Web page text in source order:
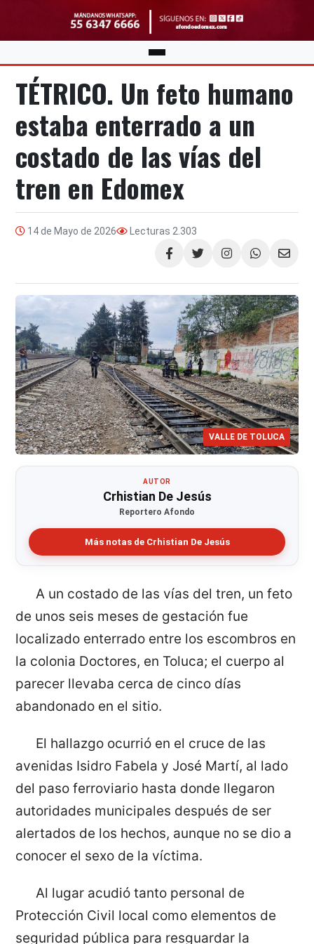
TÉTRICO. Un feto humano
estaba enterrado a un
costado de las vías del
tren en Edomex
14 de Mayo de 2026 Lecturas 2.303
Compartir
VALLE DE TOLUCA
AUTOR
Crhistian De Jesús
Reportero Afondo
Más notas de Crhistian De Jesús
A un costado de las vías del tren, un feto
de unos seis meses de gestación fue
localizado enterrado entre los escombros en
la colonia Doctores, en Toluca; el cuerpo al
parecer llevaba cerca de cinco días
abandonado en el sitio.
El hallazgo ocurrió en el cruce de las
avenidas Isidro Fabela y José Martí, al lado
del paso ferroviario hasta donde llegaron
autoridades municipales después de ser
alertados de los hechos, aunque no se dio a
conocer el sexo de la víctima.
Al lugar acudió tanto personal de
Protección Civil local como elementos de
seguridad pública para resguardar la